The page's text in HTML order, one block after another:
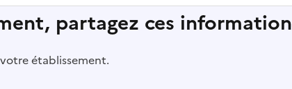
partagez ces
établissement.